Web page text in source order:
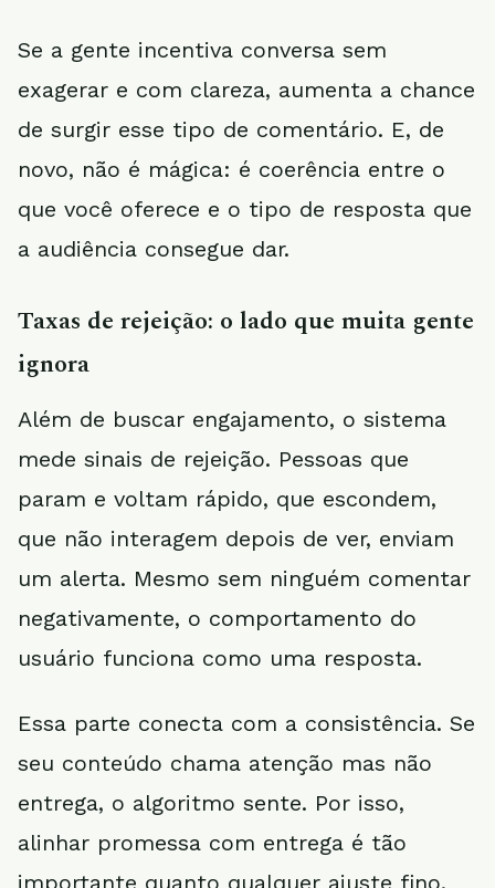
Se a gente incentiva conversa sem
exagerar e com clareza, aumenta a chance
de surgir esse tipo de comentário. E, de
novo, não é mágica: é coerência entre o
que você oferece e o tipo de resposta que
a audiência consegue dar.
Taxas de rejeição: o lado que muita gente
ignora
Além de buscar engajamento, o sistema
mede sinais de rejeição. Pessoas que
param e voltam rápido, que escondem,
que não interagem depois de ver, enviam
um alerta. Mesmo sem ninguém comentar
negativamente, o comportamento do
usuário funciona como uma resposta.
Essa parte conecta com a consistência. Se
seu conteúdo chama atenção mas não
entrega, o algoritmo sente. Por isso,
alinhar promessa com entrega é tão